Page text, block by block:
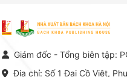
vực Hóa học phân tích tại Việt
Nam hiện nay. Bộ sách mang
đến một hệ thống tri thức hoàn
thuật thực hành -> Ứng dụng
chuyên ngành, được NXB Bách
Giám đốc - Tổng biên tập:
Địa chỉ: Số 1 Đại Cồ Việt,